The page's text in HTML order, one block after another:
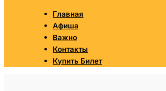
Главная
Афиша
Важно
Контакты
Купить Билет